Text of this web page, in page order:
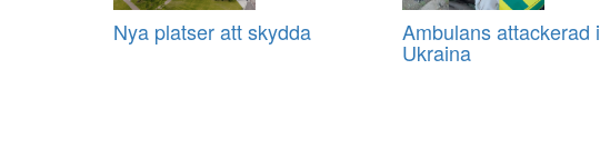
Nya platser att skydda Ambulans attackerad i
Ukraina